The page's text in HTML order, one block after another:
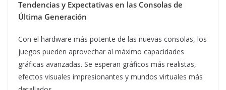
Tendencias y Expectativas en las Consolas de
Última Generación
Con el hardware más potente de las nuevas consolas, los
juegos pueden aprovechar al máximo capacidades
gráficas avanzadas. Se esperan gráficos más realistas,
efectos visuales impresionantes y mundos virtuales más